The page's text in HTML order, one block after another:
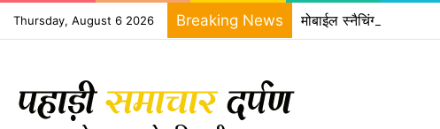
Thursday, August 6 2026 Breaking News मोबाईल स्नैचिंग की घटना